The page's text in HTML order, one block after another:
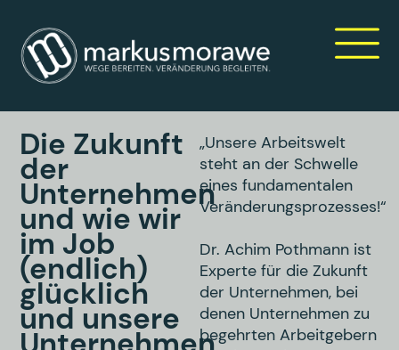
Die Zukunft
der
Unternehmen
und wie wir
im Job
(endlich)
glücklich
und unsere
„Unsere Arbeitswelt
steht an der Schwelle
eines fundamentalen
Veränderungsprozesses!“
Dr. Achim Pothmann ist
Experte für die Zukunft
der Unternehmen, bei
denen Unternehmen zu
begehrten Arbeitgebern